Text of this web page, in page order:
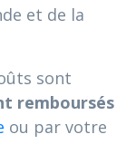
et de la
sont
remboursés
ou par votre